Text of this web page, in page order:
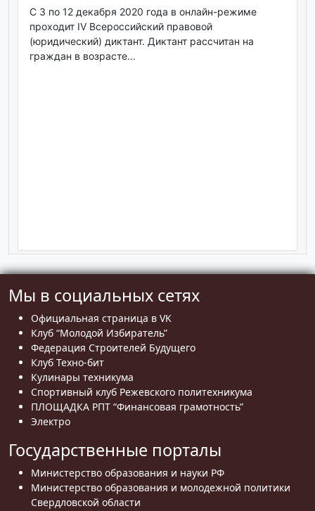
С 3 по 12 декабря 2020 года в онлайн-режиме
проходит IV Всероссийский правовой
(юридический) диктант. Диктант рассчитан на
граждан в возрасте...
Мы в социальных сетях
Официальная страница в VK
Клуб “Молодой Избиратель”
Федерация Строителей Будущего
Клуб Техно-бит
Кулинары техникума
Спортивный клуб Режевского политехникума
ПЛОЩАДКА РПТ “Финансовая грамотность”
Электро
Государственные порталы
Министерство образования и науки РФ
Министерство образования и молодежной политики
Свердловской области